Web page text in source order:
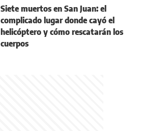
Siete muertos en San Juan: el
complicado lugar donde cayó el
helicóptero y cómo rescatarán los
cuerpos